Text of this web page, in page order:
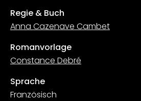
Regie & Buch
Anna Cazenave Cambet
Romanvorlage
Constance Debré
Sprache
Französisch